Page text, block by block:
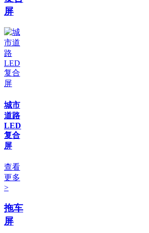
屏
城市
道路
LED
复合
屏
查看
更多
>
拖车
屏